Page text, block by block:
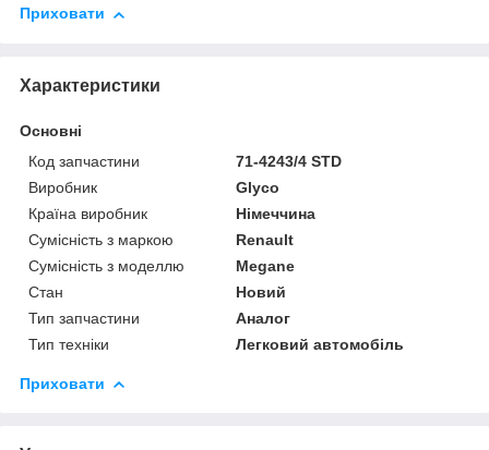
Приховати
Характеристики
Основні
Код запчастини
71-4243/4 STD
Виробник
Glyco
Країна виробник
Німеччина
Сумісність з маркою
Renault
Сумісність з моделлю
Megane
Стан
Новий
Тип запчастини
Аналог
Тип техніки
Легковий автомобіль
Приховати